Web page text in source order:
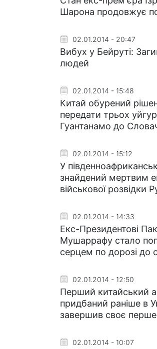
Шарона продовжує
02.01.2014 - 20:47
Вибух у Бейруті:
людей
02.01.2014 - 15:48
Китай обурений
передати трьох
Гуантанамо до
02.01.2014 - 15:12
У
знайдений мертвим
військової розвідки
02.01.2014 - 14:33
Екс-Президентові
Мушаррафу стало
серцем по дорозі до
02.01.2014 - 12:50
Перший китайський
придбаний раніше в
завершив своє
02.01.2014 - 10:07